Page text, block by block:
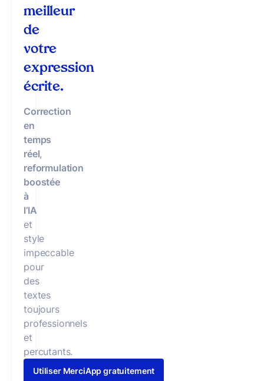
meilleur
de
votre
expression
écrite.
Correction
en
temps
réel,
reformulation
boostée
à
l’IA
et
style
impeccable
pour
des
textes
toujours
professionnels
et
percutants.
Utiliser MerciApp gratuitement